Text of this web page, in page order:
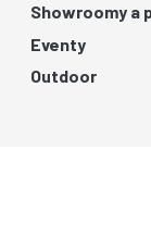
Showroomy a
Eventy
Outdoor